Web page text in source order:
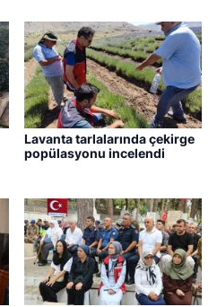
Lavanta tarlalarında çekirge
popülasyonu incelendi